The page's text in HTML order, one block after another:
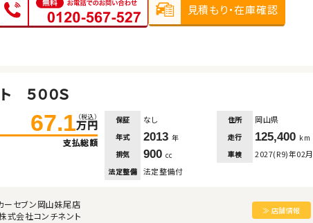
見積もり・在庫確認
５００Ｓ
67.1 （税込）
万円
支払総額
保証 なし 住所 岡山県
年式 2013 年 走行 125,400 km
排気
900 cc 車検 2027(R9)年02月
法定整備 法定整備付
ーセブン岡山妹尾店
式会社コンチネント
≫ 店舗情報